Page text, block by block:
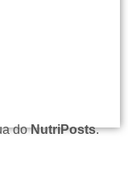
doNutriPosts.